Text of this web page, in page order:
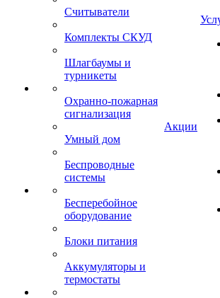
Считыватели
Комплекты СКУД
Шлагбаумы и
турникеты
Охранно-пожарная
сигнализация
Умный дом
Беспроводные
системы
Бесперебойное
оборудование
Блоки питания
Аккумуляторы и
термостаты
Акции